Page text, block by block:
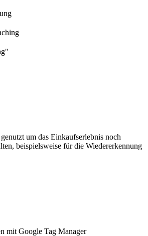
um das Einkaufserlebnis noch
beispielsweise für die Wiedererkennung
mit Google Tag Manager